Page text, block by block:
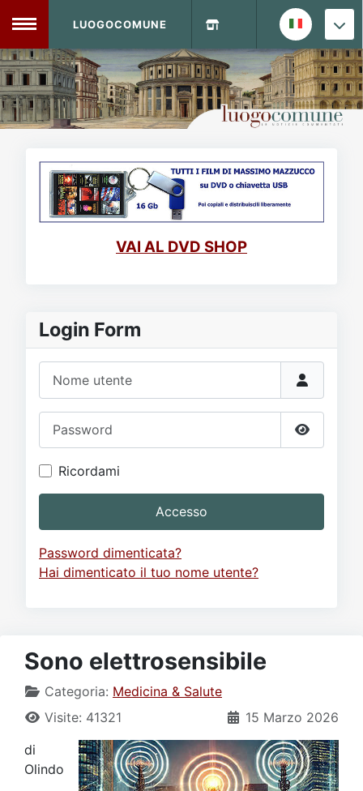
MENU
Home
DVD Shop
Sito
Forum
LUOGOCOMUNE
VAI AL DVD SHOP
Login Form
Mostra
Ricordami
Accesso
Password dimenticata?
Hai dimenticato il tuo nome utente?
Sono elettrosensibile
Categoria: Medicina & Salute
15 Marzo 2026
Visite: 41321
di
Olindo